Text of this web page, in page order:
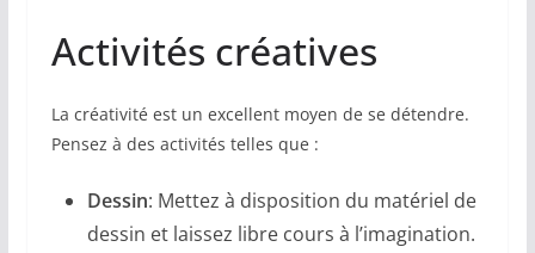
Activités créatives
La créativité est un excellent moyen de se détendre.
Pensez à des activités telles que :
Dessin: Mettez à disposition du matériel de
dessin et laissez libre cours à l’imagination.